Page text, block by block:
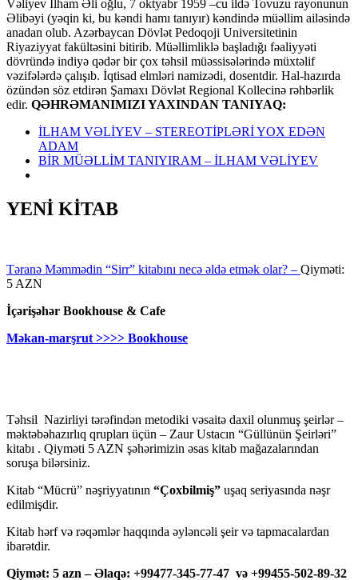
Vəliyev İlham Əli oğlu, 7 oktyabr 1959 –cu ildə Tovuzu rayonunun
Əlibəyi (yəqin ki, bu kəndi hamı tanıyır) kəndində müəllim ailəsində
anadan olub. Azərbaycan Dövlət Pedoqoji Universitetinin
Riyaziyyat fakültəsini bitirib. Müəllimliklə başladığı fəaliyyəti
dövründə indiyə qədər bir çox təhsil müəssisələrində müxtəlif
vəzifələrdə çalışıb. İqtisad elmləri namizədi, dosentdir. Hal-hazırda
özündən söz etdirən Şamaxı Dövlət Regional Kollecinə rəhbərlik
edir. QƏHRƏMANIMIZI YAXINDAN TANIYAQ:
İLHAM VƏLİYEV – STEREOTİPLƏRİ YOX EDƏN
ADAM
BİR MÜƏLLİM TANIYIRAM – İLHAM VƏLİYEV
YENİ KİTAB
Təranə Məmmədin “Sirr” kitabını necə əldə etmək olar? – Qiyməti:
5 AZN
İçərişəhər Bookhouse & Cafe
Məkan-marşrut >>>> Bookhouse
Təhsil Nazirliyi tərəfindən metodiki vəsaitə daxil olunmuş şeirlər –
məktəbəhazırlıq qrupları üçün – Zaur Ustacın “Güllünün Şeirləri”
kitabı . Qiyməti 5 AZN şəhərimizin əsas kitab mağazalarından
soruşa bilərsiniz.
Kitab “Mücrü” nəşriyyatının “Çoxbilmiş” uşaq seriyasında nəşr
edilmişdir.
Kitab hərf və rəqəmlər haqqında əyləncəli şeir və tapmacalardan
ibarətdir.
Qiymət: 5 azn – Əlaqə: +99477-345-77-47 və +99455-502-89-32